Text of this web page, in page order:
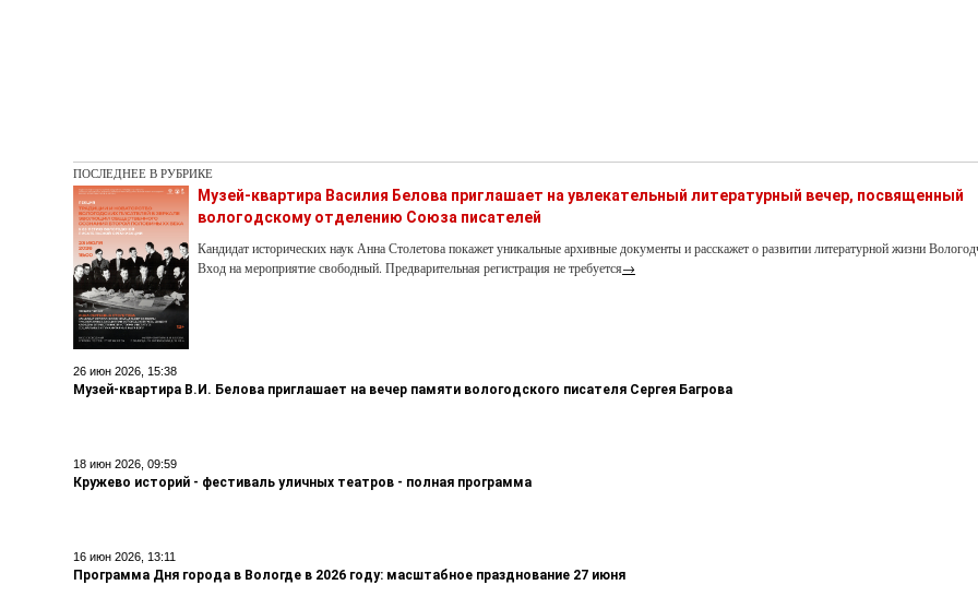
ПОСЛЕДНЕЕ В РУБРИКЕ
Музей-квартира Василия Белова приглашает на увлекательный литературный вечер, посвященный
вологодскому отделению Союза писателей
Кандидат исторических наук Анна Столетова покажет уникальные архивные документы и расскажет о развитии литературной жизни
Вход на мероприятие свободный. Предварительная регистрация не требуется→
26 июн 2026, 15:38
Музей-квартира В.И. Белова приглашает на вечер памяти вологодского писателя Сергея Багрова
18 июн 2026, 09:59
Кружево историй - фестиваль уличных театров - полная программа
16 июн 2026, 13:11
Программа Дня города в Вологде в 2026 году: масштабное празднование 27 июня